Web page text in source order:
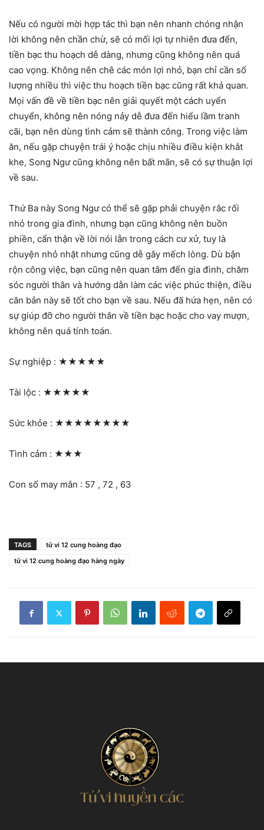
Nếu có người mời hợp tác thì bạn nên nhanh chóng nhận
lời không nên chần chừ, sẽ có mối lợi tự nhiên đưa đến,
tiền bạc thu hoạch dễ dàng, nhưng cũng không nên quá
cao vọng. Không nên chê các món lợi nhỏ, bạn chỉ cần số
lượng nhiều thì việc thu hoạch tiền bạc cũng rất khả quan.
Mọi vấn đề về tiền bạc nên giải quyết một cách uyển
chuyển, không nên nóng nảy dễ đưa đến hiểu lầm tranh
cãi, bạn nên dùng tình cảm sẽ thành công. Trong việc làm
ăn, nếu gặp chuyện trái ý hoặc chịu nhiều điều kiện khắt
khe, Song Ngư cũng không nên bất mãn, sẽ có sự thuận lợi
về sau.
Thứ Ba này Song Ngư có thể sẽ gặp phải chuyện rắc rối
nhỏ trong gia đình, nhưng bạn cũng không nên buồn
phiền, cẩn thận về lời nói lẫn trong cách cư xử, tuy là
chuyện nhỏ nhặt nhưng cũng dễ gây mếch lòng. Dù bận
rộn công việc, bạn cũng nên quan tâm đến gia đình, chăm
sóc người thân và hướng dẫn làm các việc phúc thiện, điều
căn bản này sẽ tốt cho bạn về sau. Nếu đã hứa hẹn, nên có
sự giúp đỡ cho người thân về tiền bạc hoặc cho vay mượn,
không nên quá tính toán.
Sự nghiệp : ★★★★★
Tài lộc : ★★★★★
Sức khỏe : ★★★★★★★★
Tình cảm : ★★★
Con số may mắn : 57 , 72 , 63
TAGS
tử vi 12 cung hoàng đạo
tử vi 12 cung hoàng đạo hàng ngày